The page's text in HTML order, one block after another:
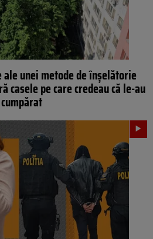
unei metode de înșelătorie
casele pe care credeau că le-au
cumpărat